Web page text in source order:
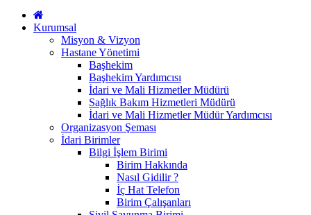
Kurumsal
Misyon & Vizyon
Hastane Yönetimi
Başhekim
Başhekim Yardımcısı
İdari ve Mali Hizmetler Müdürü
Sağlık Bakım Hizmetleri Müdürü
İdari ve Mali Hizmetler Müdür Yardımcısı
Organizasyon Şeması
İdari Birimler
Bilgi İşlem Birimi
Birim Hakkında
Nasıl Gidilir ?
İç Hat Telefon
Birim Çalışanları